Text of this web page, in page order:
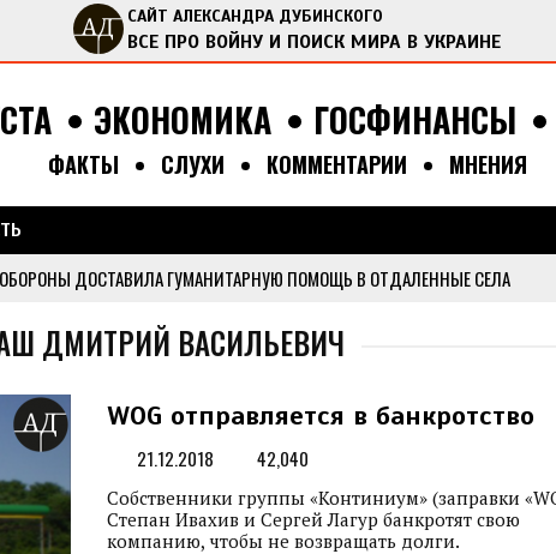
САЙТ АЛЕКСАНДРА ДУБИНСКОГО
ВСЕ ПРО ВОЙНУ И ПОИСК МИРА В УКРАИНЕ
ЭКОНОМИКА ГОСФИНАНСЫ
ФАКТЫ СЛУХИ КОММЕНТАРИИ МНЕНИЯ
Форма
ДОСТАВИЛА ГУМАНИТАРНУЮ ПОМОЩЬ В ОТДАЛЕННЫЕ СЕЛА
АКТИВИСТАМИ МЕДИАОБОРОНЫ ПРИВЕЗ ГУМАНИТАРНУЮ ПОМОЩЬ В
ГУМАНИТАРНУЮ ПОМОЩЬ В СЕЛА БУЧАНСКОГО РАЙОНА
ВСУ НАЙТИ АВТО ДЛЯ ФРОНТА И РАЗЫСКИВАЕТ ЕЩЕ ОДИН
ДМИТРИЙ ВАСИЛЬЕВИЧ
WOG отправляется в банкротство
21.12.2018 42,040
Собственники группы «Континиум» (заправки
Степан Ивахив и Сергей Лагур банкротят свою
компанию, чтобы не возвращать долги.